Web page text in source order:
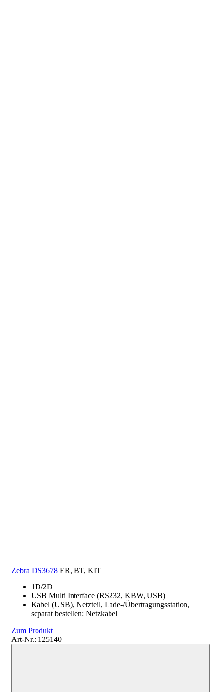
Zebra DS3678 ER, BT, KIT
1D/2D
USB Multi Interface (RS232, KBW, USB)
Kabel (USB), Netzteil, Lade-/Übertragungsstation,
separat bestellen: Netzkabel
Zum Produkt
Art-Nr.: 125140